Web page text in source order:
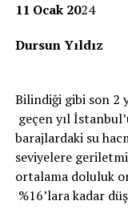
11 Ocak 2024
Dursun Yıldız
Bilindiği gibi son 2
geçen yıl
barajlardaki su
seviyelere
ortalama doluluk
%16’lara kadar